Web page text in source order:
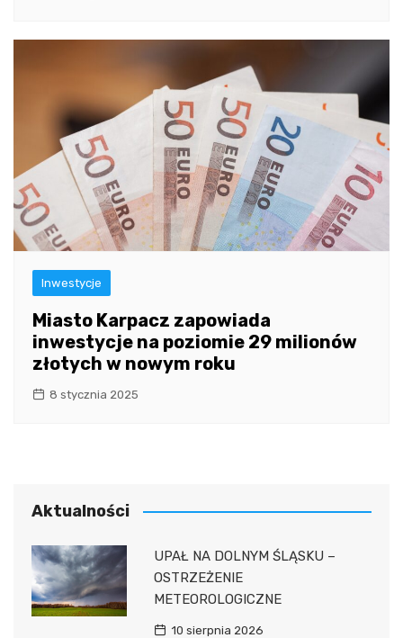
Inwestycje
Miasto Karpacz zapowiada
inwestycje na poziomie 29 milionów
złotych w nowym roku
8 stycznia 2025
Aktualności
UPAŁ NA DOLNYM ŚLĄSKU –
OSTRZEŻENIE
METEOROLOGICZNE
10 sierpnia 2026